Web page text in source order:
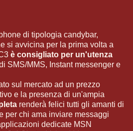
di tipologia candybar,
si avvicina per la prima volta a
è consigliato per un'utenza
SMS/MMS, Instant messenger e
sul mercato ad un prezzo
e la presenza di un'ampia
renderà felici tutti gli amanti di
per chi ama inviare messaggi
dedicate MSN